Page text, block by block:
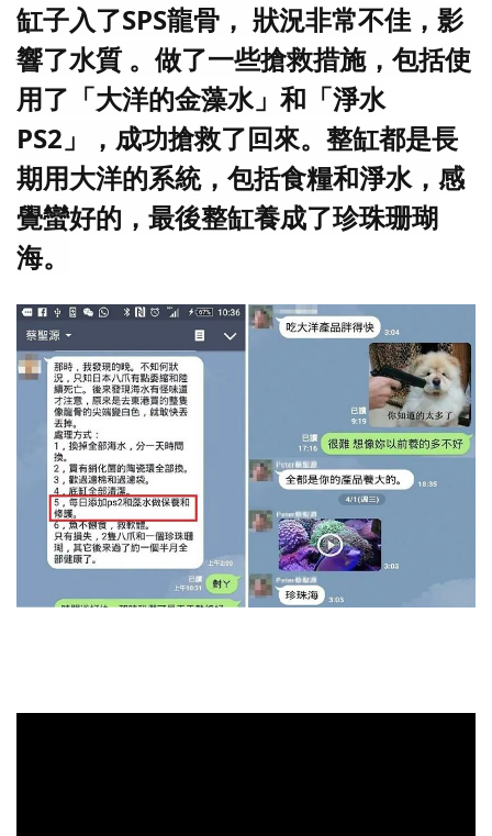
缸子入了SPS龍骨， 狀況非常不佳，影
響了水質 。做了一些搶救措施，包括使
用了 「大洋的金藻水 」 和 「淨水
PS2 」
，成功搶救了回來。整缸都是長
期用大洋的系統，包括食糧和淨水，感
覺蠻好的，最後整缸養成了珍珠珊瑚
海。